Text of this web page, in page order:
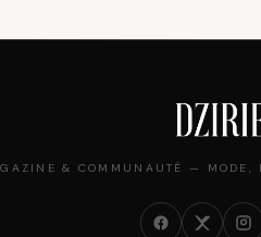
& COMMUNAUTÉ — MODE,